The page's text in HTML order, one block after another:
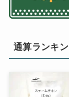
通算ランキ